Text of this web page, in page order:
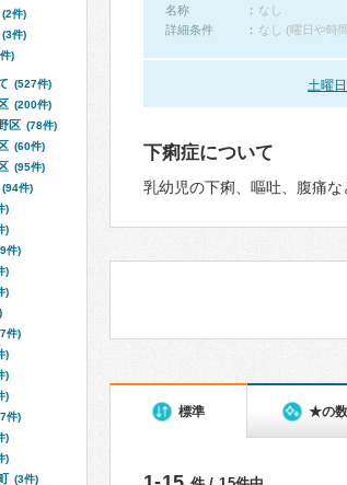
名称
なし
詳細条件
なし (曜日や時
土曜
下痢症について
乳幼児の下痢、嘔吐、腹痛
標準 ★の数
(2件)
(3件)
)
(527件)
(200件)
区 (78件)
(60件)
(95件)
(94件)
)
)
件)
)
)
件)
)
)
)
件)
)
)
(3件)